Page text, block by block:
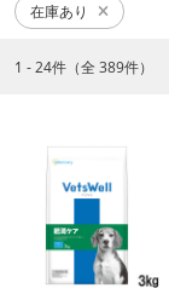
在庫あり
1 - 24件（全 389件）